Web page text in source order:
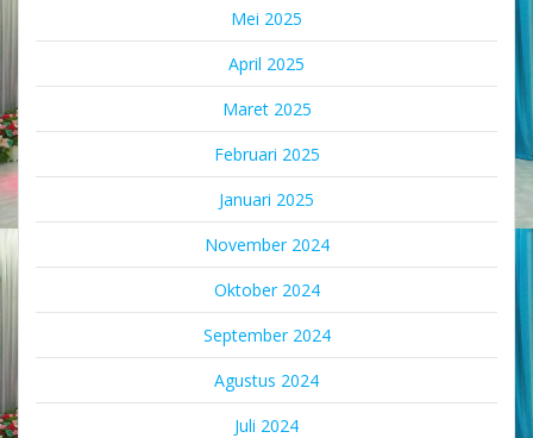
Mei 2025
April 2025
Maret 2025
Februari 2025
Januari 2025
November 2024
Oktober 2024
September 2024
Agustus 2024
Juli 2024